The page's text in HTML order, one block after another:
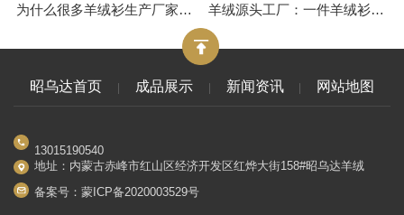
为什么很多羊绒衫生产厂家报价很低？或许是用了皮褪绒 羊绒源头工厂：一件羊绒衫的制作流程（三）
昭乌达首页 成品展示 新闻资讯 网站地图
13015190540
地址：内蒙古赤峰市红山区经济开发区红烨大街158#昭乌达羊绒
备案号：蒙ICP备2020003529号